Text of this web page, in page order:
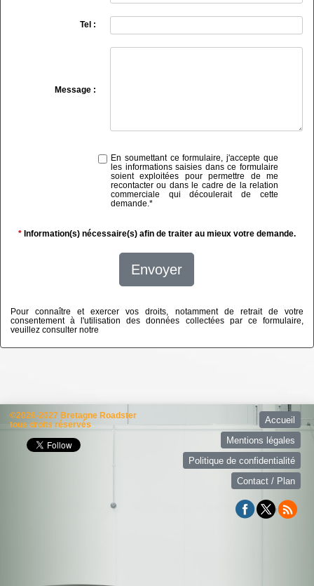
Tel :
Message :
En soumettant ce formulaire, j'accepte que
les informations saisies dans ce formulaire
soient exploitées pour permettre de me
recontacter ou dans le cadre de la relation
commerciale qui découlerait de cette
demande.*
* Information(s) nécessaire(s) afin de traiter au mieux votre demande.
Envoyer
Pour connaître et exercer vos droits, notamment de retrait de votre
consentement à l'utilisation des données collectées par ce formulaire,
veuillez consulter notre
©2026-2027 Bretagne Roadster
tous droits réservés
Accueil
Mentions légales
Politique de confidentialité
Contact / Plan